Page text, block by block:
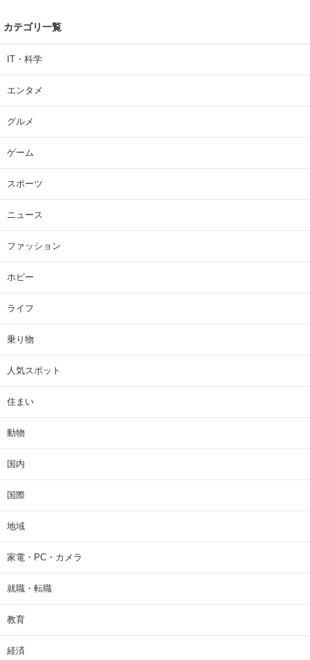
カテゴリ一覧
IT・科学
エンタメ
グルメ
ゲーム
スポーツ
ニュース
ファッション
ホビー
ライフ
乗り物
人気スポット
住まい
動物
国内
国際
地域
家電・PC・カメラ
就職・転職
教育
経済